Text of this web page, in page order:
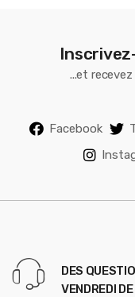
...et recevez
Facebook
DES
VENDREDI